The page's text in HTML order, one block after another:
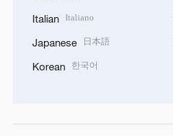
Italian Italiano
Japanese 日本語
Korean 한국어